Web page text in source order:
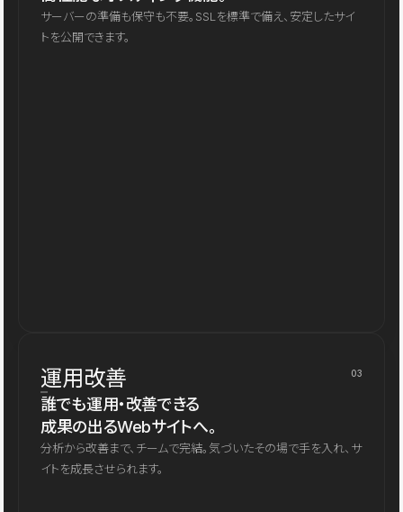
サーバーの準備も保守も不要。SSLを標準で備え、安定したサイ
トを公開できます。
運用改善 03
誰でも運用・改善できる
成果の出るWebサイトへ。
分析から改善まで、チームで完結。気づいたその場で手を入れ、サ
イトを成長させられます。